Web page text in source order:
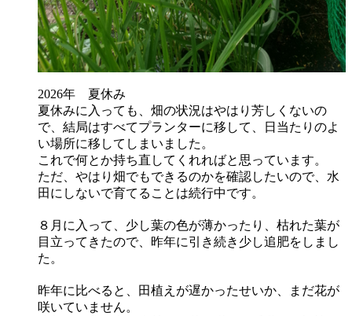
2026年 夏休み
夏休みに入っても、畑の状況はやはり芳しくないの
で、結局はすべてプランターに移して、日当たりのよ
い場所に移してしまいました。
これで何とか持ち直してくれればと思っています。
ただ、やはり畑でもできるのかを確認したいので、水
田にしないで育てることは続行中です。
８月に入って、少し葉の色が薄かったり、枯れた葉が
目立ってきたので、昨年に引き続き少し追肥をしまし
た。
昨年に比べると、田植えが遅かったせいか、まだ花が
咲いていません。